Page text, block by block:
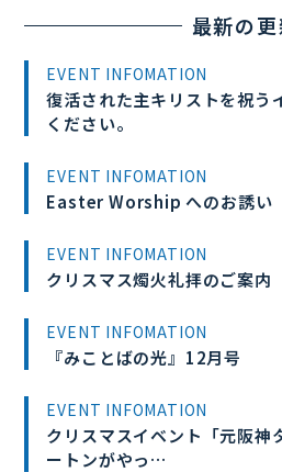
最新の
EVENT INFOMATION
復活された主キリストを祝う
ください。
EVENT INFOMATION
Easter Worship へのお誘い
EVENT INFOMATION
クリスマス燭火礼拝のご案内
EVENT INFOMATION
『みことばの光』12月号
EVENT INFOMATION
クリスマスイベント「元阪神
ートンがやっ…